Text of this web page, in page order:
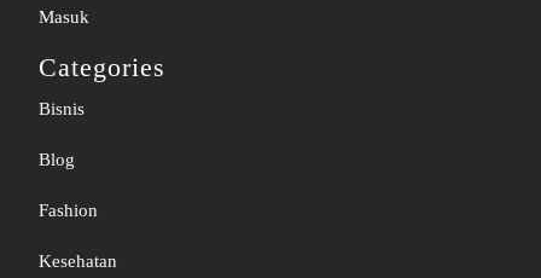
Masuk
Categories
Bisnis
Blog
Fashion
Kesehatan